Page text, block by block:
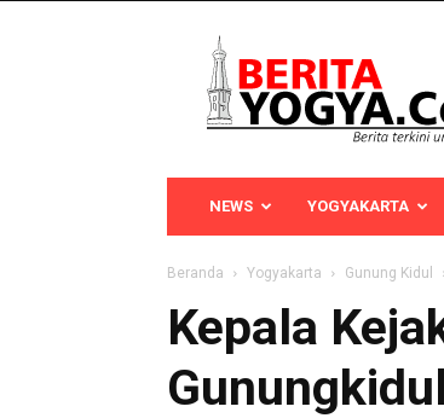
Yogya
NEWS YOGYAKARTA
Beranda Yogyakarta Gunung Kidul
Kepala